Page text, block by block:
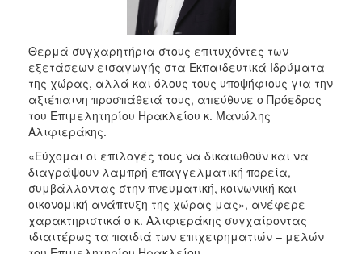
Θερμά συγχαρητήρια στους επιτυχόντες των
εξετάσεων εισαγωγής στα Εκπαιδευτικά Ιδρύματα
της χώρας, αλλά και όλους τους υποψήφιους για την
αξιέπαινη προσπάθειά τους, απεύθυνε ο Πρόεδρος
του Επιμελητηρίου Ηρακλείου κ. Μανώλης
Αλιφιεράκης.
«Εύχομαι οι επιλογές τους να δικαιωθούν και να
διαγράψουν λαμπρή επαγγελματική πορεία,
συμβάλλοντας στην πνευματική, κοινωνική και
οικονομική ανάπτυξη της χώρας μας», ανέφερε
χαρακτηριστικά ο κ. Αλιφιεράκης συγχαίροντας
ιδιαιτέρως τα παιδιά των επιχειρηματιών – μελών